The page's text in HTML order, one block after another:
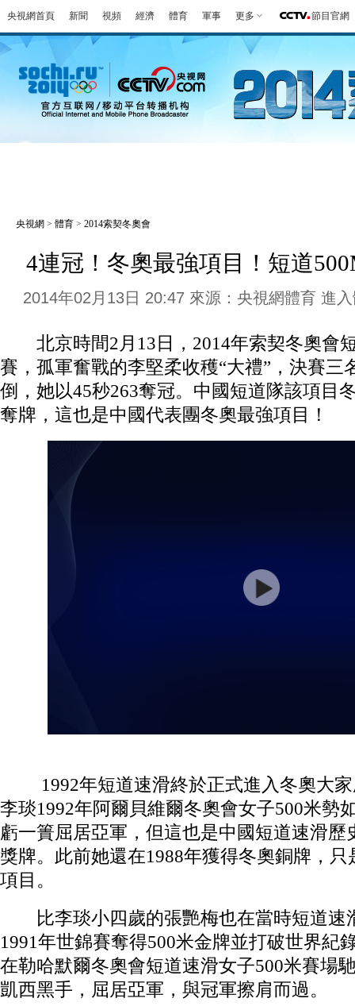
央視網首頁 新聞 視頻 經濟 體育 軍事 更多 節目官網
央視網 > 體育 > 2014索契冬奧會
4連冠！冬奧最強項目！短道
2014年02月13日 20:47 來源：央視網體育 進
北京時間2月13日，2014年索契冬奧會
賽，孤軍奮戰的李堅柔收穫“大禮”，決賽三
倒，她以45秒263奪冠。中國短道隊該項目
奪牌，這也是中國代表團冬奧最強項目！
1992年短道速滑終於正式進入冬奧大家
李琰1992年阿爾貝維爾冬奧會女子500米勢
虧一簣屈居亞軍，但這也是中國短道速滑歷
獎牌。此前她還在1988年獲得冬奧銅牌，
項目。
比李琰小四歲的張艷梅也在當時短道速
1991年世錦賽奪得500米金牌並打破世界紀
在勒哈默爾冬奧會短道速滑女子500米賽場
凱西黑手，屈居亞軍，與冠軍擦肩而過。